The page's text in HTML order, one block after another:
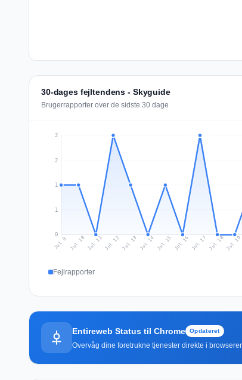
30-dages fejltendens - Skyguide
Brugerrapporter over de sidste 30 dage
0
1
1
2
2
Jul 9 Jul 10 Jul 11Jul 12Jul 13 Jul 14 Jul 15 Jul 16 Jul 17 Jul 18Jul 19
Fejlrapporter
Entireweb Status til Chrome Opdateret
Overvåg dine foretrukne tjenester direkte i